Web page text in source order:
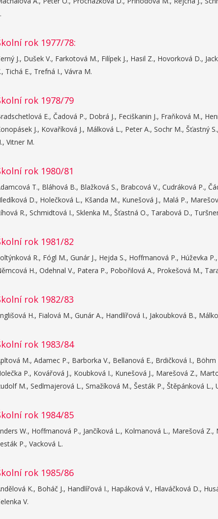
rok 1977/78:
J., Dušek V., Farkotová M., Filípek J., Hasil Z., Hovorková D.,
Tichá E., Trefná I., Vávra M.
rok 1978/79
E., Čadová P., Dobrá J., Feciškanin J., Fraňková M.,
J., Kovaříková J., Málková L., Peter A., Sochr M., Šťastný
Vitner M.
rok 1980/81
T., Bláhová B., Blažková S., Brabcová V., Cudráková P.,
D., Holečková L., Kšanda M., Kunešová J., Malá P.,
R., Schmidtová I., Sklenka M., Šťastná O., Tarabová D.,
rok 1981/82
R., Fógl M., Gunár J., Hejda S., Hoffmanová P., Húževka
H., Odehnal V., Patera P., Pobořilová A., Prokešová M.,
rok 1982/83
H., Fialová M., Gunár A., Handlířová I., Jakoubková B.,
rok 1983/84
M., Adamec P., Barborka V., Bellanová E., Brdičková I.,
P., Kovářová J., Koubková I., Kunešová J., Marešová Z.,
M., Sedlmajerová L., Smažíková M., Šesták P., Štěpánková L.,
rok 1984/85
W., Hoffmanová P., Jančíková L., Kolmanová L., Marešová
P., Vacková L.
rok 1985/86
K., Boháč J., Handlířová I., Hapáková V., Hlaváčková D.,
V.